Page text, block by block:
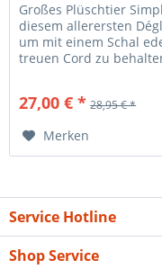
Großes Plüschtier
diesem allerersten
um mit einem Schal
treuen Cord zu
27,00 € * 28,95 € *
Merken
Service Hotline
Shop Service